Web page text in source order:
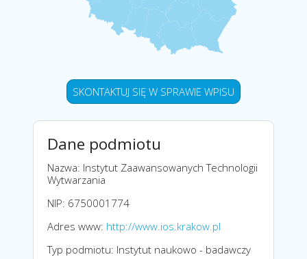
SKONTAKTUJ SIĘ W SPRAWIE WPISU
Dane podmiotu
Nazwa: Instytut Zaawansowanych Technologii
Wytwarzania
NIP: 6750001774
Adres www: http://www.ios.krakow.pl
Typ podmiotu: Instytut naukowo - badawczy